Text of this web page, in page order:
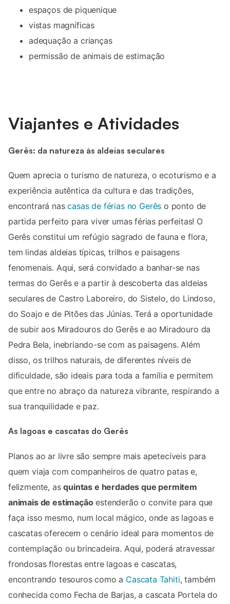
espaços de piquenique
vistas magníficas
adequação a crianças
permissão de animais de estimação
Viajantes e Atividades
Gerês: da natureza às aldeias seculares
Quem aprecia o turismo de natureza, o ecoturismo e a
experiência autêntica da cultura e das tradições,
encontrará nascasas de férias no Gerês o ponto de
partida perfeito para viver umas férias perfeitas! O
Gerês constitui um refúgio sagrado de fauna e flora,
tem lindas aldeias típicas, trilhos e paisagens
fenomenais. Aqui, será convidado a banhar-se nas
termas do Gerês e a partir à descoberta das aldeias
seculares de Castro Laboreiro, do Sistelo, do Lindoso,
do Soajo e de Pitões das Júnias. Terá a oportunidade
de subir aos Miradouros do Gerês e ao Miradouro da
Pedra Bela, inebriando-se com as paisagens. Além
disso, os trilhos naturais, de diferentes níveis de
dificuldade, são ideais para toda a família e permitem
que entre no abraço da natureza vibrante, respirando a
sua tranquilidade e paz.
As lagoas e cascatas do Gerês
Planos ao ar livre são sempre mais apetecíveis para
quem viaja com companheiros de quatro patas e,
felizmente, asquintas e herdades que permitem
animais de estimaçãoestenderão o convite para que
faça isso mesmo, num local mágico, onde as lagoas e
cascatas oferecem o cenário ideal para momentos de
contemplação ou brincadeira. Aqui, poderá atravessar
frondosas florestas entre lagoas e cascatas,
encontrando tesouros como a Cascata Tahiti, também
conhecida como Fecha de Barjas, a cascata Portela do